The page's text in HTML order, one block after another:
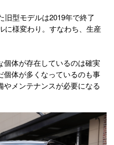
型モデルは2019年で終了
に様変わり。すなわち、生産
体が存在しているのは確実
個体が多くなっているのも事
メンテナンスが必要になる